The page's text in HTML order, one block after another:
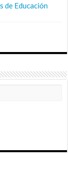
de Educación